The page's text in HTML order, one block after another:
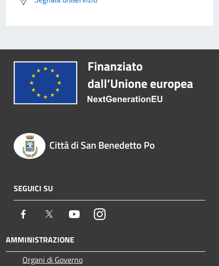
Città di San Benedetto Po
SEGUICI SU
Facebook Twitter YoutubeInstagram
AMMINISTRAZIONE
Organi di Governo